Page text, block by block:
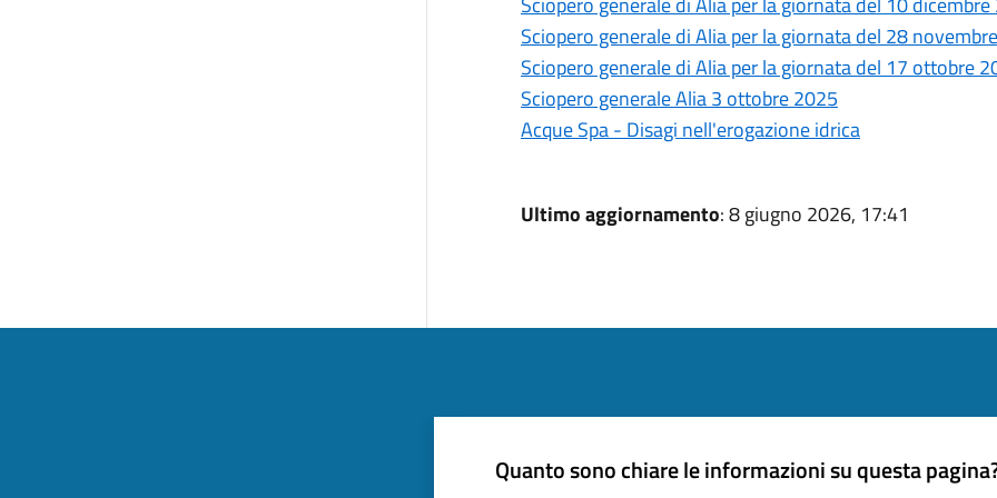
Sciopero generale di Alia per la giornata del 28
Sciopero generale di Alia per la giornata del 17 ottobre
Sciopero generale Alia 3 ottobre 2025
Acque Spa - Disagi nell'erogazione idrica
Ultimo aggiornamento: 8 giugno 2026, 17:41
Quanto sono chiare le informazioni su questa